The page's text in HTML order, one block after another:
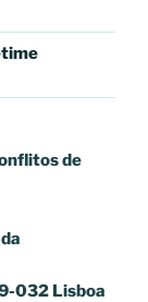
de
032 Lisboa